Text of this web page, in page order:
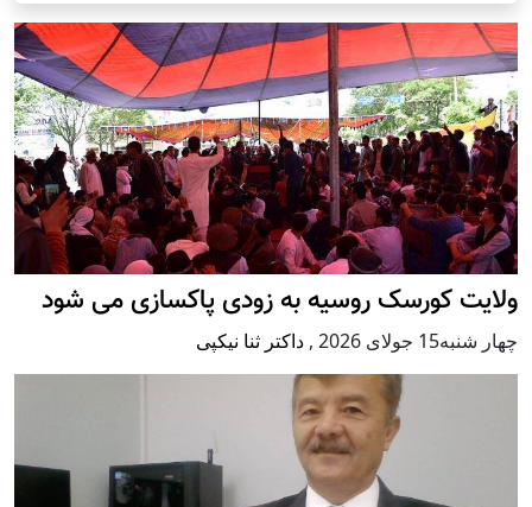
ولایت کورسک روسیه به زودی پاکسازی می شود
چهار شنبه15 جولای 2026 , داکتر ثنا نیکپی